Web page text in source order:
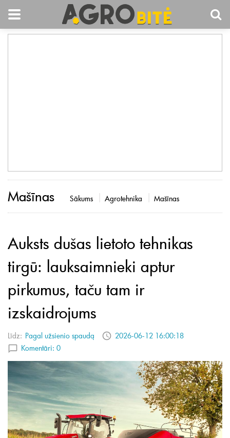
Mašīnas Sākums Agrotehnika Mašīnas
Auksts dušas lietoto tehnikas
tirgū: lauksaimnieki aptur
pirkumus, taču tam ir
izskaidrojums
Līdz: Pagal užsienio spaudą
2026-06-12 16:00:18
Komentāri: 0